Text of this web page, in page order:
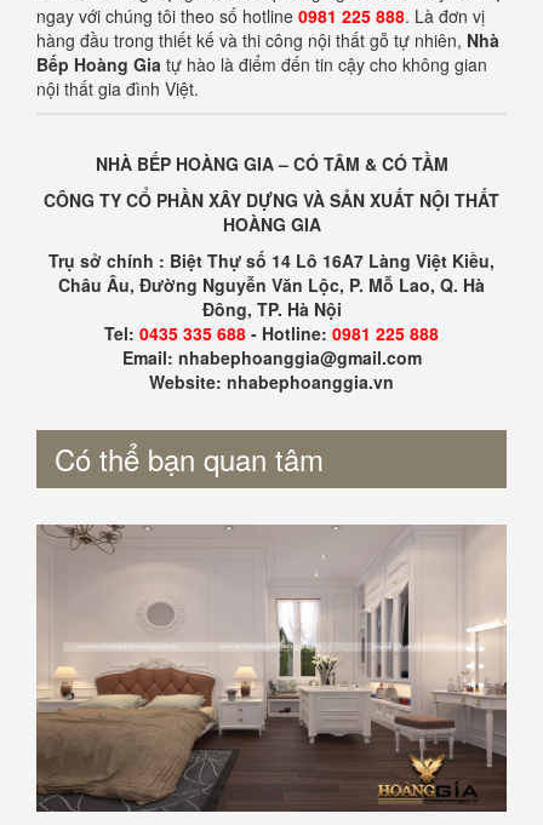
ngay với chúng tôi theo số hotline 0981 225 888. Là đơn vị
hàng đầu trong thiết kế và thi công nội thất gỗ tự nhiên, Nhà
Bếp Hoàng Gia tự hào là điểm đến tin cậy cho không gian
nội thất gia đình Việt.
NHÀ BẾP HOÀNG GIA – CÓ TÂM & CÓ TẦM
CÔNG TY CỔ PHẦN XÂY DỰNG VÀ SẢN XUẤT NỘI THẤT
HOÀNG GIA
Trụ sở chính : Biệt Thự số 14 Lô 16A7 Làng Việt Kiều,
Châu Âu, Đường Nguyễn Văn Lộc, P. Mỗ Lao, Q. Hà
Đông, TP. Hà Nội
Tel: 0435 335 688 - Hotline: 0981 225 888
Email: nhabephoanggia@gmail.com
Website: nhabephoanggia.vn
Có thể bạn quan tâm